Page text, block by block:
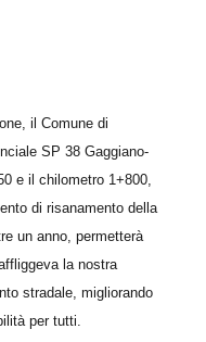
il Comune di
SP 38 Gaggiano-
e il chilometro 1+800,
di risanamento della
un anno, permetterà
la nostra
stradale, migliorando
per tutti.